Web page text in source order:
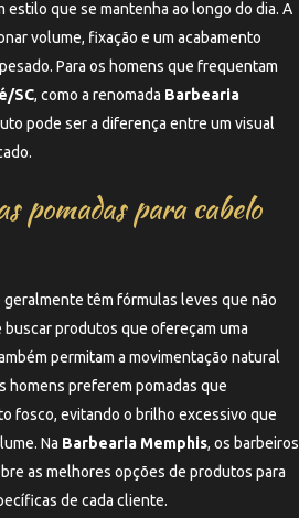
estilo que se mantenha ao longo do dia. A
volume, fixação e um acabamento
Para os homens que frequentam
SC, como a renomada Barbearia
pode ser a diferença entre um visual
pomadas para cabelo
têm fórmulas leves que não
produtos que ofereçam uma
permitam a movimentação natural
homens preferem pomadas que
fosco, evitando o brilho excessivo que
Na Barbearia Memphis, os barbeiros
as melhores opções de produtos para
de cada cliente.